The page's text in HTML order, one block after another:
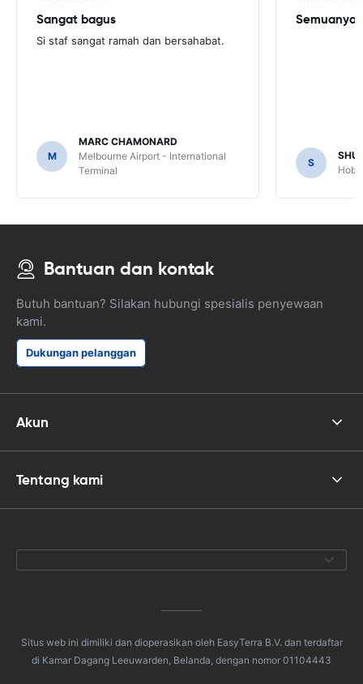
Sangat bagus
Si staf sangat ramah dan bersahabat.
M
MARC CHAMONARD
Melbourne Airport - International
Terminal
Semuanya
S
Bantuan dan kontak
Butuh bantuan? Silakan hubungi spesialis penyewaan
kami.
Dukungan pelanggan
Akun
Tentang kami
Situs web ini dimiliki dan dioperasikan oleh EasyTerra B.V. dan terdaftar
di Kamar Dagang Leeuwarden, Belanda, dengan nomor 01104443